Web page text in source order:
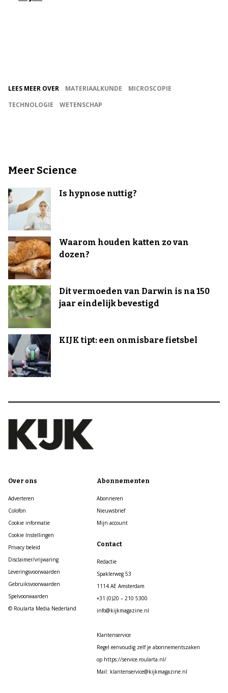
LEES MEER OVER MATERIAALKUNDE
MICROSCOPIE
TECHNOLOGIE
WETENSCHAP
Meer Science
Is hypnose nuttig?
Waarom houden katten zo van
dozen?
Dit vermoeden van Darwin is na 150
jaar eindelijk bevestigd
KIJK tipt: een onmisbare fietsbel
Over ons
Adverteren
Colofon
Cookie informatie
Cookie Instellingen
Privacy beleid
Disclaimer/vrijwaring
Leveringsvoorwaarden
Gebruiksvoorwaarden
Spelvoorwaarden
© Roularta Media Nederland
Abonnementen
Abonneren
Nieuwsbrief
Mijn account
Contact
Redactie
Spaklerweg 53
1114 AE Amsterdam
+31 (0)20 – 210 5300
info@kijkmagazine.nl
Klantenservice
Regel eenvoudig zelf je abonnementszaken
op https://service.roularta.nl/
Mail: klantenservice@kijkmagazine.nl